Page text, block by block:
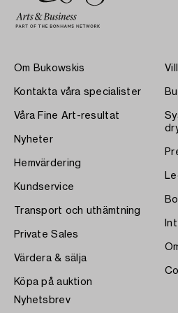
Om Bukowskis
Kontakta våra specialister
Våra Fine Art-resultat
Nyheter
Hemvärdering
Kundservice
Transport och uthämtning
Private Sales
Värdera & sälja
Köpa på auktion
Nyhetsbrev